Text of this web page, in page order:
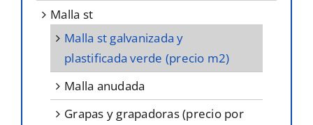
malla st
malla st galvanizada y
plastificada verde (precio m2)
malla anudada
grapas y grapadoras (precio por